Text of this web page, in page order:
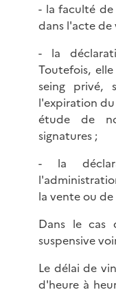
- la faculté de
dans l'acte
- la
Toutefois,
seing privé,
l'expiration
étude de
signatures ;
- la
la vente ou
Dans le cas
suspensive
Le délai de
d'heure à